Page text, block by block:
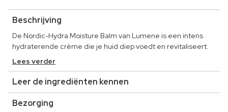
Beschrijving
De Nordic-Hydra Moisture Balm van Lumene is een intens
hydraterende crème die je huid diep voedt en revitaliseert.
Lees verder
Leer de ingrediënten kennen
Bezorging